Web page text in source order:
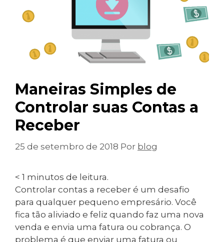
Maneiras Simples de
Controlar suas Contas a
Receber
25 de setembro de 2018 Por blog
< 1 minutos de leitura.
Controlar contas a receber é um desafio
para qualquer pequeno empresário. Você
fica tão aliviado e feliz quando faz uma nova
venda e envia uma fatura ou cobrança. O
problema é que enviar uma fatura ou